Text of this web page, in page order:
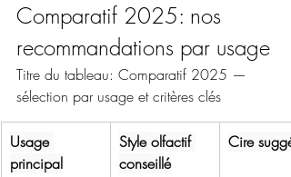
Comparatif 2025: nos
recommandations par usage
Titre du tableau: Comparatif 2025 —
sélection par usage et critères clés
Usage
principal
Style olfactif
conseillé
Cire